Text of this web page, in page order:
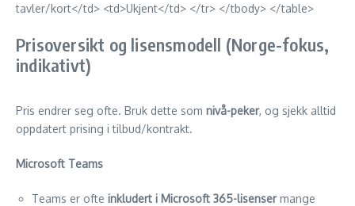
tavler/kort</td> <td>Ukjent</td> </tr> </tbody> </table>
Prisoversikt og lisensmodell (Norge-fokus,
indikativt)
Pris endrer seg ofte. Bruk dette som nivå-peker, og sjekk alltid
oppdatert prising i tilbud/kontrakt.
Microsoft Teams
Teams er ofte inkludert i Microsoft 365-lisensermange